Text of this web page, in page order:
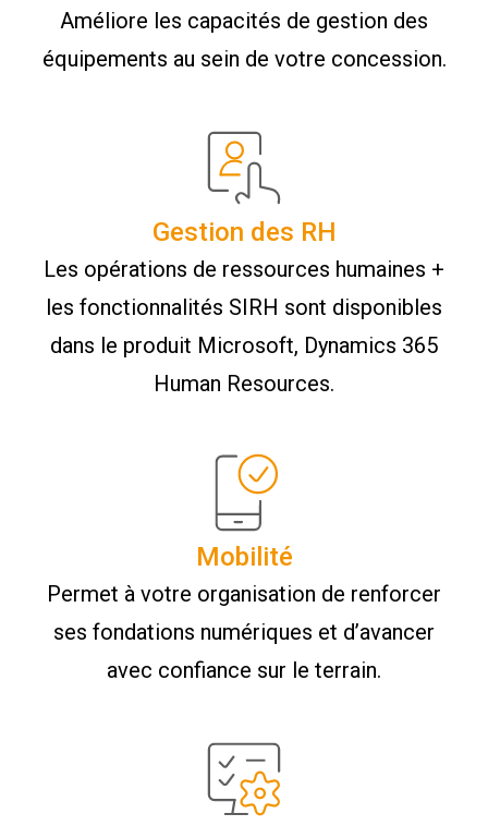
Améliore les capacités de gestion des
équipements au sein de votre concession.
Gestion des RH
Les opérations de ressources humaines +
les fonctionnalités SIRH sont disponibles
dans le produit Microsoft, Dynamics 365
Human Resources.
Mobilité
Permet à votre organisation de renforcer
ses fondations numériques et d’avancer
avec confiance sur le terrain.